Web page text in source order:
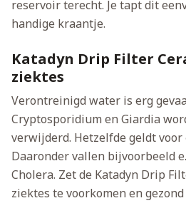
reservoir terecht. Je tapt dit
handige kraantje.
Katadyn Drip Filter
ziektes
Verontreinigd water is erg
Cryptosporidium en Giardia
verwijderd. Hetzelfde geldt
Daaronder vallen bijvoorbeeld
Cholera. Zet de Katadyn Drip
ziektes te voorkomen en